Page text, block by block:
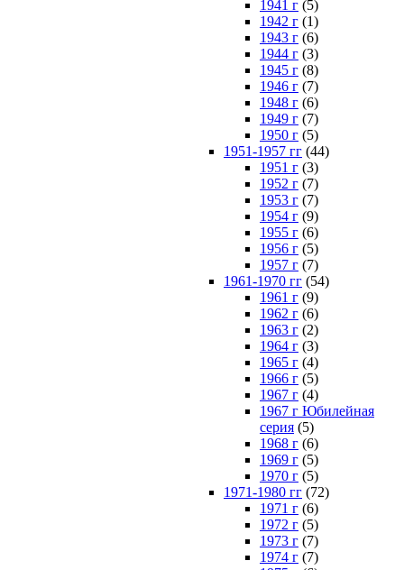
1941 г (5)
1942 г (1)
1943 г (6)
1944 г (3)
1945 г (8)
1946 г (7)
1948 г (6)
1949 г (7)
1950 г (5)
1951-1957 гг (44)
1951 г (3)
1952 г (7)
1953 г (7)
1954 г (9)
1955 г (6)
1956 г (5)
1957 г (7)
1961-1970 гг (54)
1961 г (9)
1962 г (6)
1963 г (2)
1964 г (3)
1965 г (4)
1966 г (5)
1967 г (4)
1967 г Юбилейная
серия (5)
1968 г (6)
1969 г (5)
1970 г (5)
1971-1980 гг (72)
1971 г (6)
1972 г (5)
1973 г (7)
1974 г (7)